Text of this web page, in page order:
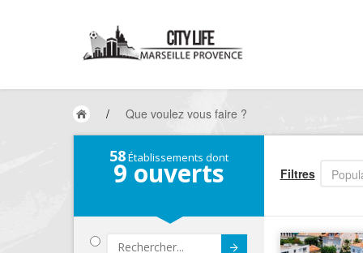
/ Que voulez vous faire ?
58Établissements dont
9 ouverts Filtres